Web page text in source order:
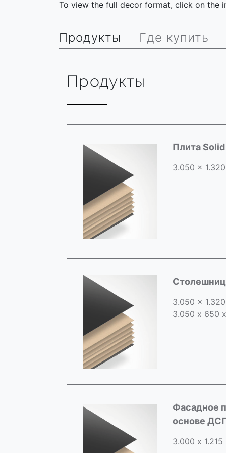
To view the full decor format, click on the
Продукты Где купить
Продукты
Плита
3.050 x
3.050 x
3.050 х 650
Фасадное
основе
3.000 х